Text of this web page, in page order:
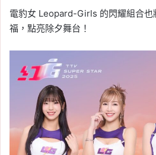
電豹女 Leopard-Girls 的閃耀組合也
福，點亮除夕舞台！